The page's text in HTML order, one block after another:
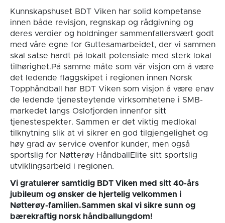
Kunnskapshuset BDT Viken har solid kompetanse
innen både revisjon, regnskap og rådgivning og
deres verdier og holdninger sammenfallersvært godt
med våre egne for Guttesamarbeidet, der vi sammen
skal satse hardt på lokalt potensiale med sterk lokal
tilhørighet.På samme måte som vår visjon om å være
det ledende flaggskipet i regionen innen Norsk
Topphåndball har BDT Viken som visjon å være enav
de ledende tjenesteytende virksomhetene i SMB-
markedet langs Oslofjorden innenfor sitt
tjenestespekter. Sammen er det viktig medlokal
tilknytning slik at vi sikrer en god tilgjengelighet og
høy grad av service ovenfor kunder, men også
sportslig for Nøtterøy HåndballElite sitt sportslig
utviklingsarbeid i regionen.
Vi gratulerer samtidig BDT Viken med sitt 40-års
jubileum og ønsker de hjertelig velkommen i
Nøtterøy-familien.Sammen skal vi sikre sunn og
bærekraftig norsk håndballungdom!